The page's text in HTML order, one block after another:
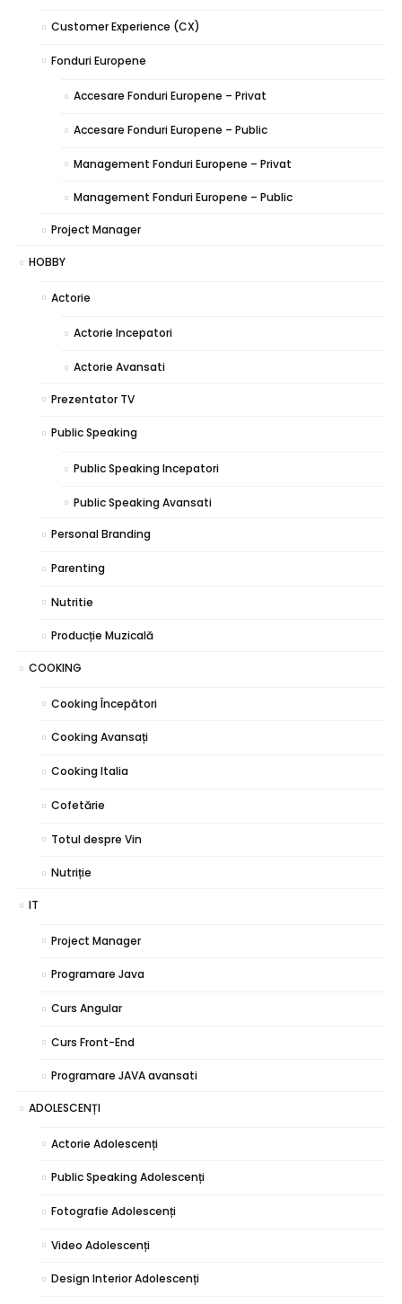
Customer Experience (CX)
Fonduri Europene
Accesare Fonduri Europene – Privat
Accesare Fonduri Europene – Public
Management Fonduri Europene – Privat
Management Fonduri Europene – Public
Project Manager
HOBBY
Actorie
Actorie Incepatori
Actorie Avansati
Prezentator TV
Public Speaking
Public Speaking Incepatori
Public Speaking Avansati
Personal Branding
Parenting
Nutritie
Producție Muzicală
COOKING
Cooking Începători
Cooking Avansați
Cooking Italia
Cofetărie
Totul despre Vin
Nutriție
IT
Project Manager
Programare Java
Curs Angular
Curs Front-End
Programare JAVA avansati
ADOLESCENȚI
Actorie Adolescenți
Public Speaking Adolescenți
Fotografie Adolescenți
Video Adolescenți
Design Interior Adolescenți